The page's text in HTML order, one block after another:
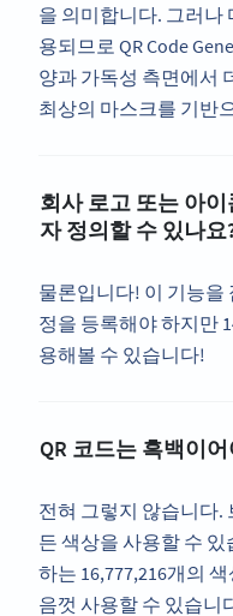
을 의미합니다. 그러나
용되므로 QR Code
양과 가독성 측면에서
최상의 마스크를 기반
회사 로고 또는 아
자 정의할 수 있나요
물론입니다! 이 기능을
정을 등록해야 하지만
용해볼 수 있습니다!
QR 코드는 흑백이
전혀 그렇지 않습니다.
든 색상을 사용할 수 있
하는 16,777,216개의
음껏 사용할 수 있습니